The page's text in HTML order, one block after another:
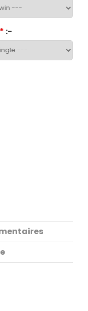
* :-